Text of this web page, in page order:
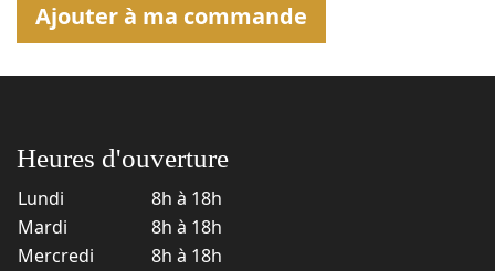
Ajouter à ma commande
Heures d'ouverture
Lundi
8h à 18h
Mardi
8h à 18h
Mercredi
8h à 18h